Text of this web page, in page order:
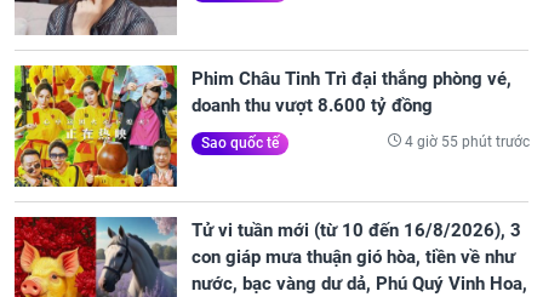
Phim Châu Tinh Trì đại thắng phòng vé,
doanh thu vượt 8.600 tỷ đồng
Sao quốc tế 4 giờ 55 phút trước
Tử vi tuần mới (từ 10 đến 16/8/2026), 3
con giáp mưa thuận gió hòa, tiền về như
nước, bạc vàng dư dả, Phú Quý Vinh Hoa,